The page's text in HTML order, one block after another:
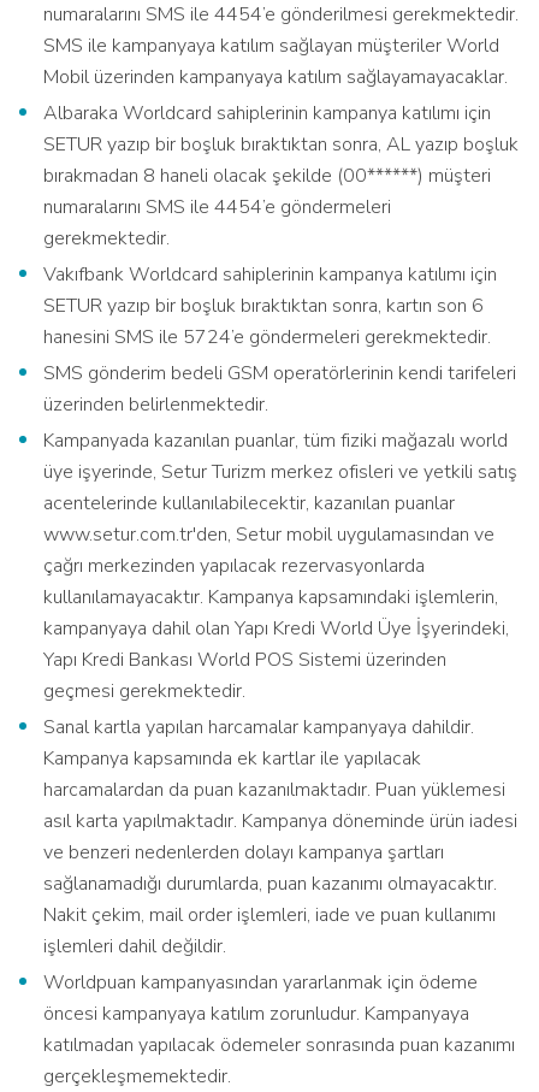
numaralarını SMS ile 4454’e gönderilmesi gerekmektedir.
SMS ile kampanyaya katılım sağlayan müşteriler World
Mobil üzerinden kampanyaya katılım sağlayamayacaklar.
Albaraka Worldcard sahiplerinin kampanya katılımı için
SETUR yazıp bir boşluk bıraktıktan sonra, AL yazıp boşluk
bırakmadan 8 haneli olacak şekilde (00******) müşteri
numaralarını SMS ile 4454’e göndermeleri
gerekmektedir.
Vakıfbank Worldcard sahiplerinin kampanya katılımı için
SETUR yazıp bir boşluk bıraktıktan sonra, kartın son 6
hanesini SMS ile 5724’e göndermeleri gerekmektedir.
SMS gönderim bedeli GSM operatörlerinin kendi tarifeleri
üzerinden belirlenmektedir.
Kampanyada kazanılan puanlar, tüm fiziki mağazalı world
üye işyerinde, Setur Turizm merkez ofisleri ve yetkili satış
acentelerinde kullanılabilecektir, kazanılan puanlar
www.setur.com.tr'den, Setur mobil uygulamasından ve
çağrı merkezinden yapılacak rezervasyonlarda
kullanılamayacaktır. Kampanya kapsamındaki işlemlerin,
kampanyaya dahil olan Yapı Kredi World Üye İşyerindeki,
Yapı Kredi Bankası World POS Sistemi üzerinden
geçmesi gerekmektedir.
Sanal kartla yapılan harcamalar kampanyaya dahildir.
Kampanya kapsamında ek kartlar ile yapılacak
harcamalardan da puan kazanılmaktadır. Puan yüklemesi
asıl karta yapılmaktadır. Kampanya döneminde ürün iadesi
ve benzeri nedenlerden dolayı kampanya şartları
sağlanamadığı durumlarda, puan kazanımı olmayacaktır.
Nakit çekim, mail order işlemleri, iade ve puan kullanımı
işlemleri dahil değildir.
Worldpuan kampanyasından yararlanmak için ödeme
öncesi kampanyaya katılım zorunludur. Kampanyaya
katılmadan yapılacak ödemeler sonrasında puan kazanımı
gerçekleşmemektedir.